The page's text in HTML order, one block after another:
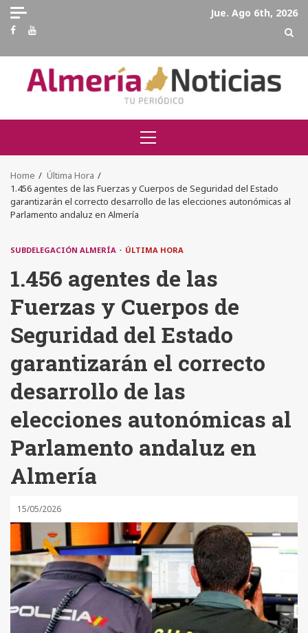
Skip
content
Jue. Ago 6th, 2026
Facebook
Youtube
Primary
Menu
Home
Última Hora
1.456 agentes de las Fuerzas y Cuerpos de Seguridad del Estado
garantizarán el correcto desarrollo de las elecciones autonómicas al
Parlamento andaluz en Almería
SUBDELEGACIÓN ALMERÍA ÚLTIMA HORA
1.456 agentes de las
Fuerzas y Cuerpos de
Seguridad del Estado
garantizarán el correcto
desarrollo de las
elecciones autonómicas al
Parlamento andaluz en
Almería
15/05/2026